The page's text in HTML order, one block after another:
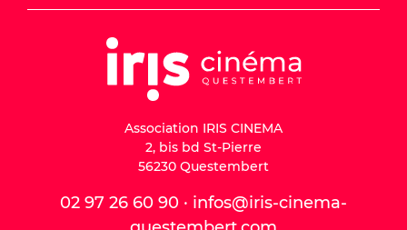
Association IRIS CINEMA
2, bis bd St-Pierre
56230 Questembert
02 97 26 60 90 · infos@iris-cinema-